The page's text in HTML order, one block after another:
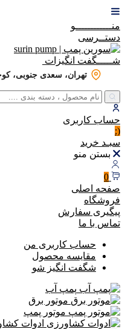
منــــــــــــو
دستــرسی
شـــــگفت انگیزات
تهران، سعدی جنوبی، کوچه
حساب کاربری
(:
سبـد خرید
بستن منو
0
صفحه اصلی
فروشگاه
پیگیری سفارش
تماس با ما
حساب کاربری من
مقایسه محصول
شگفت انگیز شو
پمپ آب
موتور برق
موتور پمپ
ادوات